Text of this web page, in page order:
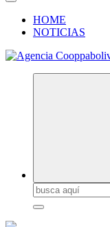
HOME
NOTICIAS
Buscar: